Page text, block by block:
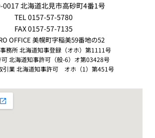
0017 北海道北見市高砂町4番1号
TEL 0157-57-5780
FAX 0157-57-7135
OFFICE 美幌町字稲美59番地の52
務所 北海道知事登録（オホ）第1111号
北海道知事許可（般-6）オ第03428号
引業 北海道知事許可 オホ（1）第451号